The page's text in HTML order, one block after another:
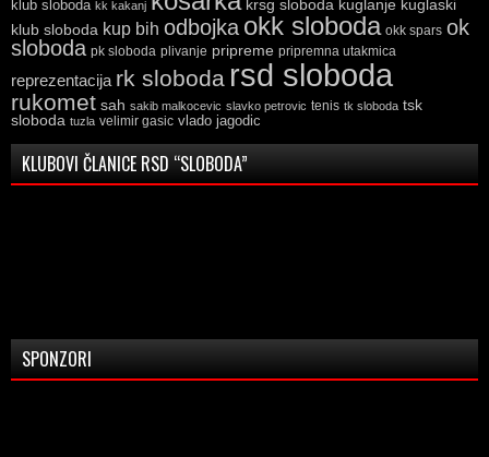
klub sloboda kk kakanj krsg sloboda kuglanje kuglaski
klub sloboda kup bih odbojka okk sloboda okk spars ok
sloboda pk sloboda plivanje pripreme pripremna utakmica
reprezentacija rk sloboda rsd sloboda
rukomet sah sakib malkocevic slavko petrovic tenis tk sloboda tsk
sloboda tuzla velimir gasic vlado jagodic
KLUBOVI ČLANICE RSD “SLOBODA”
SPONZORI